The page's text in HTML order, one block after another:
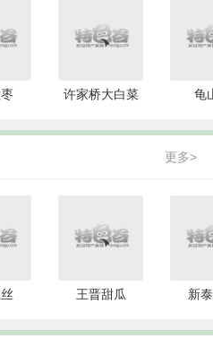
许家桥大白菜 龟
更多>
王晋甜瓜 新